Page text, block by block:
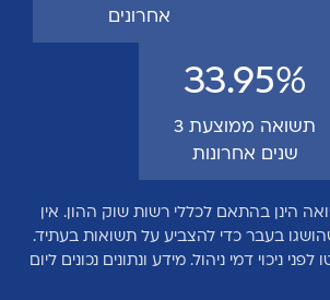
אחרונים
33.95%
תשואה ממוצעת 3
שנים אחרונות
הינן בהתאם לכללי רשות שוק ההון. אין
בעבר כדי להצביע על תשואות בעתיד.
ניכוי דמי ניהול. מידע ונתונים נכונים ליום